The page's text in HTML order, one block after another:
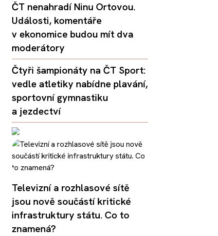
ČT nenahradí Ninu Ortovou.
Události, komentáře
v ekonomice budou mít dva
moderátory
Čtyři šampionáty na ČT Sport:
vedle atletiky nabídne plavání,
sportovní gymnastiku
a jezdectví
Televizní a rozhlasové sítě
jsou nově součástí kritické
infrastruktury státu. Co to
znamená?